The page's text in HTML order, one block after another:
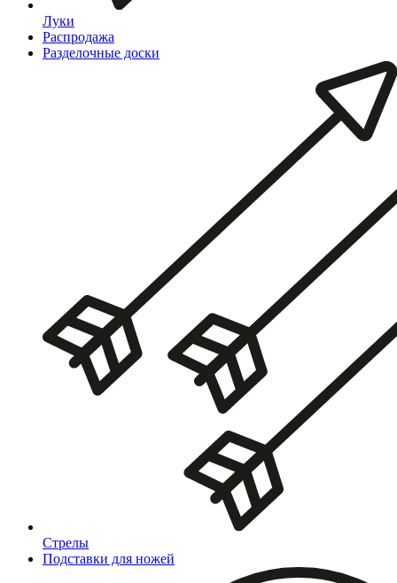
Луки
Распродажа
Разделочные доски
Стрелы
Подставки для ножей